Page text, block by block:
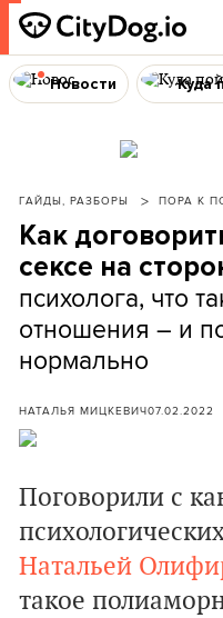
Новости Куда
ГАЙДЫ, РАЗБОРЫ ПОРА К
Как
сексе на
психолога, что
отношения – и
нормально
НАТАЛЬЯ МИЦКЕВИЧ07.02.2022
Поговорили с
Натальей
такое